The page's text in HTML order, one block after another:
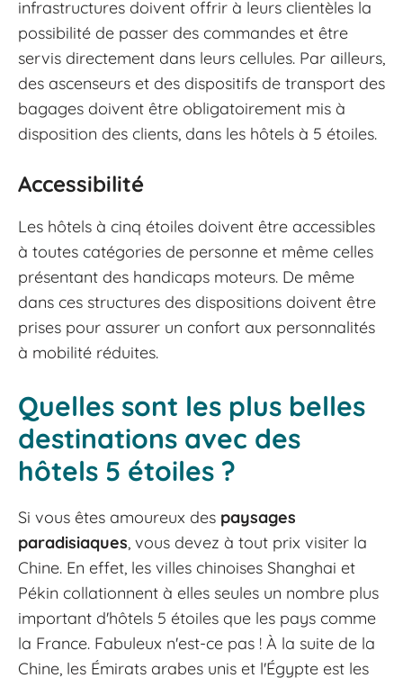
infrastructures doivent offrir à leurs clientèles la
possibilité de passer des commandes et être
servis directement dans leurs cellules. Par ailleurs,
des ascenseurs et des dispositifs de transport des
bagages doivent être obligatoirement mis à
disposition des clients, dans les hôtels à 5 étoiles.
Accessibilité
Les hôtels à cinq étoiles doivent être accessibles
à toutes catégories de personne et même celles
présentant des handicaps moteurs. De même
dans ces structures des dispositions doivent être
prises pour assurer un confort aux personnalités
à mobilité réduites.
Quelles sont les plus belles
destinations avec des
hôtels 5 étoiles ?
Si vous êtes amoureux des paysages
paradisiaques, vous devez à tout prix visiter la
Chine. En effet, les villes chinoises Shanghai et
Pékin collationnent à elles seules un nombre plus
important d'hôtels 5 étoiles que les pays comme
la France. Fabuleux n'est-ce pas ! À la suite de la
Chine, les Émirats arabes unis et l'Égypte est les